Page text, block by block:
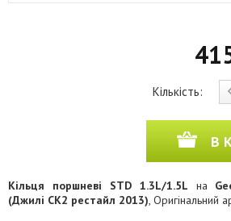
Кількість:
В
Кільця поршневі STD 1.3L/1.5L на
(Джилі СК2 рестайл 2013), Оригінальний